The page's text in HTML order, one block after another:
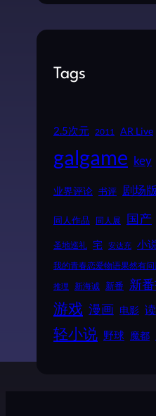
Tags
2.5次元 2011 AR Live
galgame key
业界评论 书评 剧场版
同人作品 同人展 国产
圣地巡礼 宅 安达充 小
我的青春恋爱物语果然有问
推理 新海诚 新番 新
游戏 漫画 电影
轻小说 野球 魔都